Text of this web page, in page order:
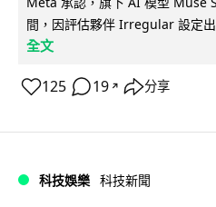
間，因評估夥伴 Irregular 設定
全文
125 19 ↗ 分享
科技娛樂 科技新聞